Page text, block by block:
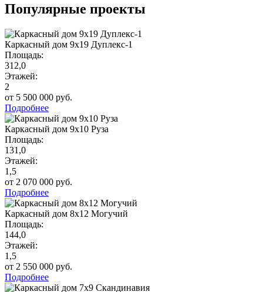
Популярные проекты
Каркасный дом 9х19 Дуплекс-1
Площадь:
312,0
Этажей:
2
от 5 500 000 руб.
Подробнее
Каркасный дом 9х10 Руза
Площадь:
131,0
Этажей:
1,5
от 2 070 000 руб.
Подробнее
Каркасный дом 8х12 Могучий
Площадь:
144,0
Этажей:
1,5
от 2 550 000 руб.
Подробнее